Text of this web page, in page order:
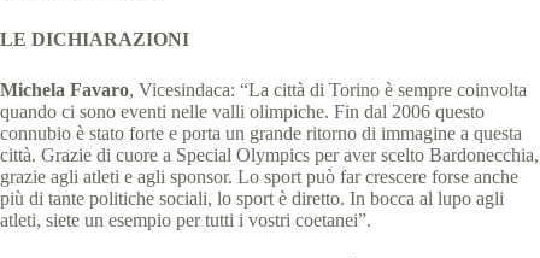
LE DICHIARAZIONI
Michela Favaro, Vicesindaca: “La città di Torino è sempre coinvolta
quando ci sono eventi nelle valli olimpiche. Fin dal 2006 questo
connubio è stato forte e porta un grande ritorno di immagine a questa
città. Grazie di cuore a Special Olympics per aver scelto Bardonecchia,
grazie agli atleti e agli sponsor. Lo sport può far crescere forse anche
più di tante politiche sociali, lo sport è diretto. In bocca al lupo agli
atleti, siete un esempio per tutti i vostri coetanei”.